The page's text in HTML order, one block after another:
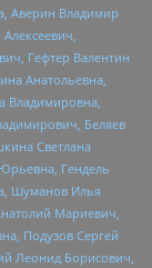
Аверин Владимир
Гефтер Валентин
Анатольевна,
Владимировна,
Беляев
Светлана
Гендель
Шуманов Илья
Мариевич,
Подузов Сергей
Леонид Борисович,